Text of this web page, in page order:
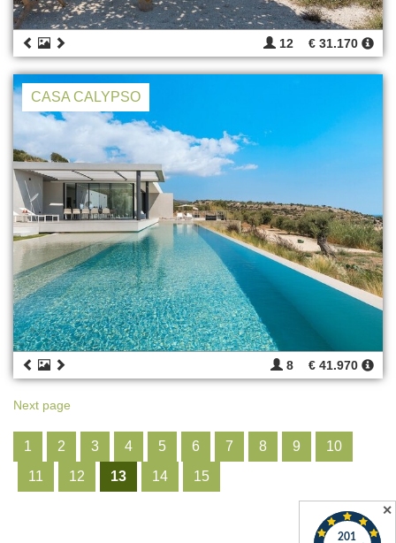
12 € 31.170
CASA CALYPSO
8 € 41.970
Next page
1 2 3 4 5 6 7 8 9
10
11
12 13 14 15
✕